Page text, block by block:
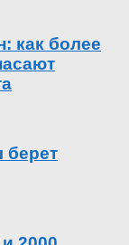
как более
берет